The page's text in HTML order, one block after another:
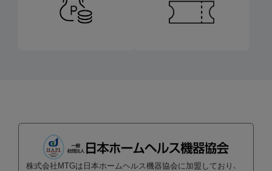
株式会社MTGは日本ホームヘルス機器協会に加盟しており、